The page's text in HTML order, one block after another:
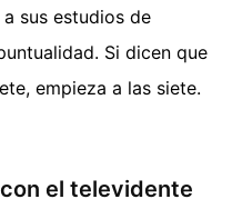
sus estudios de
Si dicen que
empieza a las siete.
el televidente